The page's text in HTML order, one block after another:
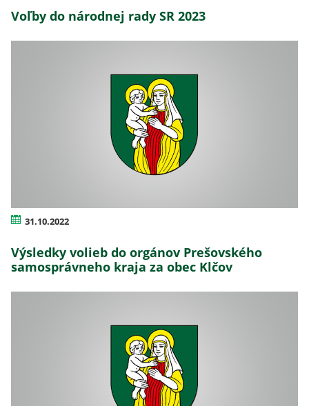
Voľby do národnej rady SR 2023
31.10.2022
Výsledky volieb do orgánov Prešovského
samosprávneho kraja za obec Klčov